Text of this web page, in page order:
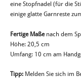
eine Stopfnadel (für die
einige glatte Garnreste
Fertige Maßenach dem
Höhe: 20,5 cm
Umfang: 10 cm am
Tipp: Melden Sie sich im